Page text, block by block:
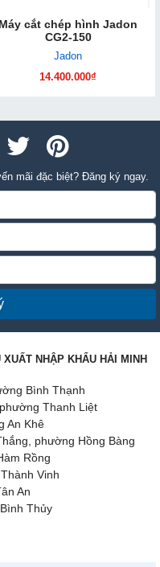
Máy cắt chép hình Jadon
CG2-150
Jadon
14.400.000₫
mãi đặc biệt? Đăng ký ngay.
NHẬP KHẨU HẢI MINH
Bình Thạnh
Thanh Liệt
An Khê
phường Hồng Bàng
Rồng
Vinh
An
Thủy